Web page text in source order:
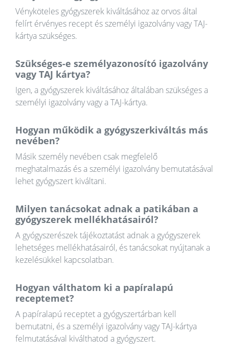
Vényköteles gyógyszerek kiváltásához az orvos által
felírt érvényes recept és személyi igazolvány vagy TAJ-
kártya szükséges.
Szükséges-e személyazonosító igazolvány
vagy TAJ kártya?
Igen, a gyógyszerek kiváltásához általában szükséges a
személyi igazolvány vagy a TAJ-kártya.
Hogyan működik a gyógyszerkiváltás más
nevében?
Másik személy nevében csak megfelelő
meghatalmazás és a személyi igazolvány bemutatásával
lehet gyógyszert kiváltani.
Milyen tanácsokat adnak a patikában a
gyógyszerek mellékhatásairól?
A gyógyszerészek tájékoztatást adnak a gyógyszerek
lehetséges mellékhatásairól, és tanácsokat nyújtanak a
kezelésükkel kapcsolatban.
Hogyan válthatom ki a papíralapú
receptemet?
A papíralapú receptet a gyógyszertárban kell
bemutatni, és a személyi igazolvány vagy TAJ-kártya
felmutatásával kiválthatod a gyógyszert.